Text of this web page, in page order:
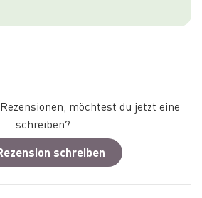
möchtest du jetzt eine
schreiben?
schreiben(Wird
in
neuen